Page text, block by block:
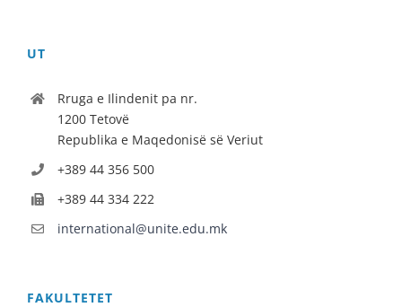
UT
Rruga e Ilindenit pa nr.
1200 Tetovë
Republika e Maqedonisë së Veriut
+389 44 356 500
+389 44 334 222
international@unite.edu.mk
FAKULTETET